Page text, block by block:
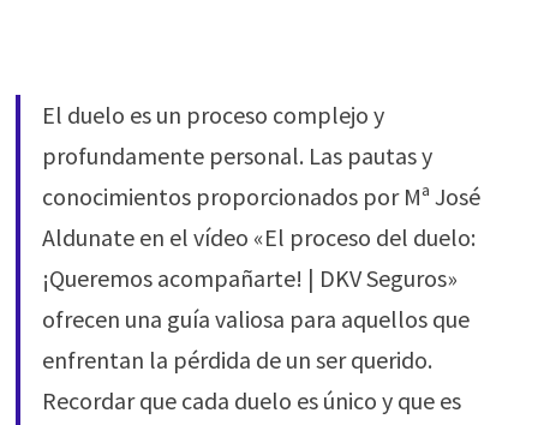
El duelo es un proceso complejo y
profundamente personal. Las pautas y
conocimientos proporcionados por Mª José
Aldunate en el vídeo «El proceso del duelo:
¡Queremos acompañarte! | DKV Seguros»
ofrecen una guía valiosa para aquellos que
enfrentan la pérdida de un ser querido.
Recordar que cada duelo es único y que es